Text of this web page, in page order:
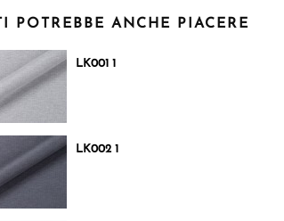
TI POTREBBE ANCHE PIACERE
LK001 1
LK002 1